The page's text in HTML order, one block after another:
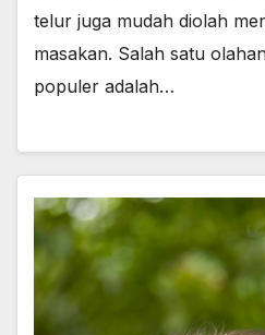
telur juga mudah diolah
masakan. Salah satu
populer adalah…